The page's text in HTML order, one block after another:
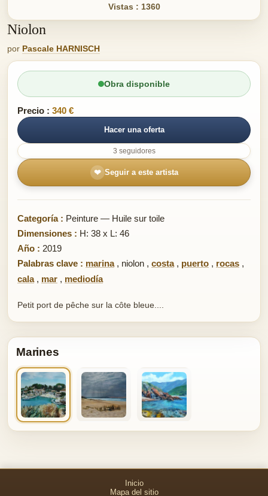
Vistas : 1360
Niolon
por Pascale HARNISCH
Obra disponible
Precio : 340 €
Hacer una oferta
3 seguidores
❤ Seguir a este artista
Categoría : Peinture — Huile sur toile
Dimensiones : H: 38 x L: 46
Año : 2019
Palabras clave : marina, niolon , costa, puerto , rocas ,
cala, mar , mediodía
Petit port de pêche sur la côte bleue....
Marines
Inicio
Mapa del sitio